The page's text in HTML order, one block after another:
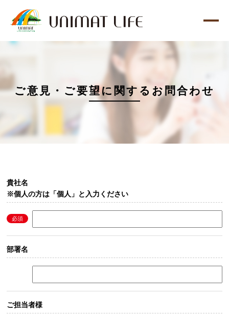
ご意見・ご要望に関するお問合わせ
貴社名
※個人の方は「個人」と入力ください
部署名
ご担当者様